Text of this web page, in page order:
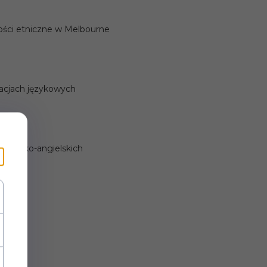
etniczne w Melbourne
językowych
angielskich